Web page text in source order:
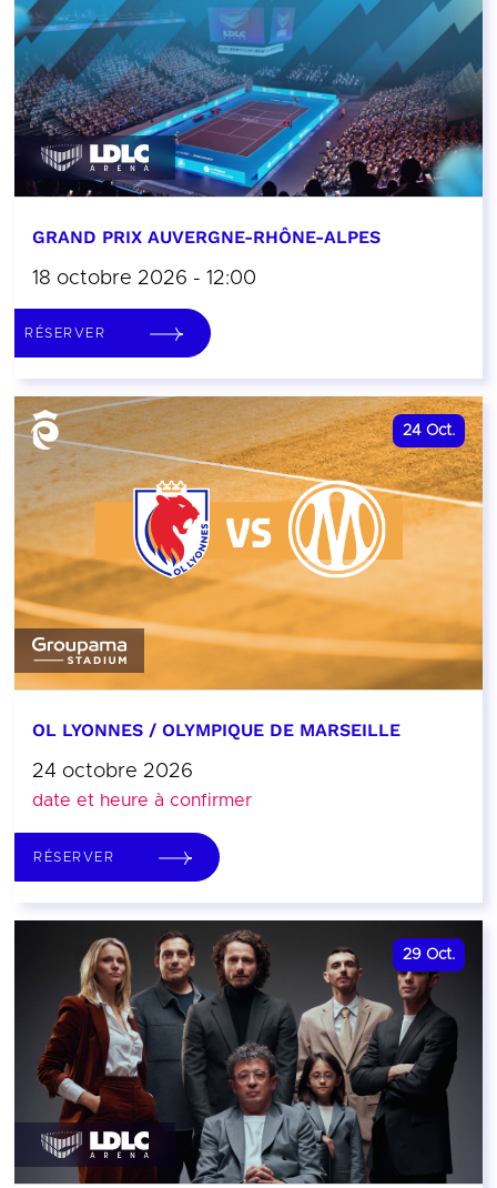
GRAND PRIX AUVERGNE-RHÔNE-ALPES
18 octobre 2026 - 12:00
RÉSERVER
24 Oct.
OL LYONNES / OLYMPIQUE DE MARSEILLE
24 octobre 2026
date et heure à confirmer
RÉSERVER
29 Oct.